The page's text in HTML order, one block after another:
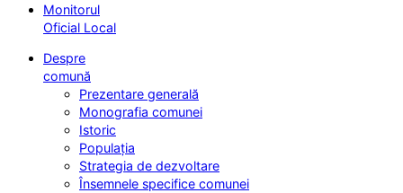
Monitorul
Oficial Local
Despre
comună
Prezentare generală
Monografia comunei
Istoric
Populația
Strategia de dezvoltare
Însemnele specifice comunei